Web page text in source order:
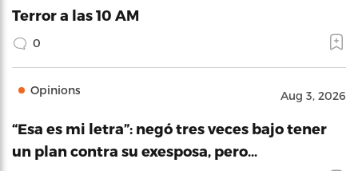
Terror a las 10 AM
0
Opinions Aug 3, 2026
“Esa es mi letra”: negó tres veces bajo tener
un plan contra su exesposa, pero…